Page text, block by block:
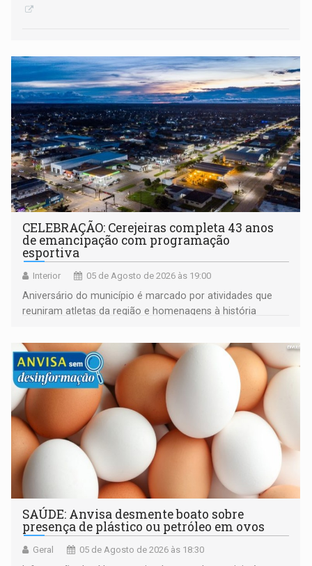
CELEBRAÇÃO: Cerejeiras completa 43 anos
de emancipação com programação
esportiva
Interior 05 de Agosto de 2026 às 19:00
Aniversário do município é marcado por atividades que
reuniram atletas da região e homenagens à história
SAÚDE: Anvisa desmente boato sobre
presença de plástico ou petróleo em ovos
Geral 05 de Agosto de 2026 às 18:30